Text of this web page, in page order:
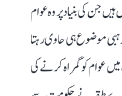
جن کی بنیاد پر وہ عوام
موضوع ہی حاوی رہتا
عوام کو گمراہ کرنے کی